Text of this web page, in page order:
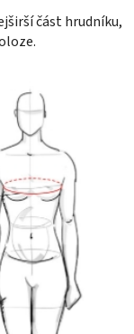
část hrudníku,